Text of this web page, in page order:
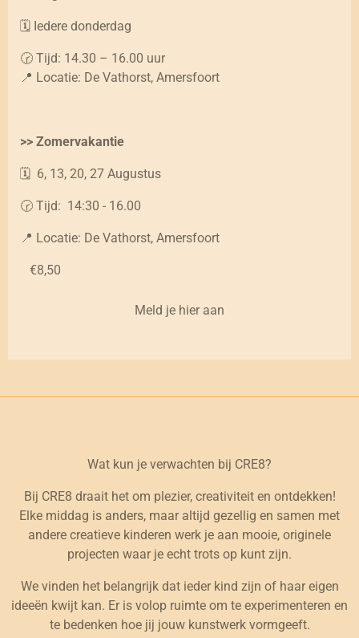
🗓️ Iedere donderdag
🕝 Tijd: 14.30 – 16.00 uur
📍 Locatie: De Vathorst, Amersfoort
>> Zomervakantie
🗓️ 6, 13, 20, 27 Augustus
🕝 Tijd: 14:30 - 16.00
📍 Locatie: De Vathorst, Amersfoort
€8,50
Meld je hier aan
Wat kun je verwachten bij CRE8?
Bij CRE8 draait het om plezier, creativiteit en ontdekken!
Elke middag is anders, maar altijd gezellig en samen met
andere creatieve kinderen werk je aan mooie, originele
projecten waar je echt trots op kunt zijn.
We vinden het belangrijk dat ieder kind zijn of haar eigen
ideeën kwijt kan. Er is volop ruimte om te experimenteren en
te bedenken hoe jij jouw kunstwerk vormgeeft.